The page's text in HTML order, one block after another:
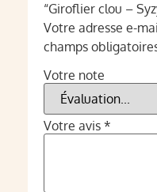
“Giroflier clou –
Votre adresse e-
champs
Votre note
Votre avis *